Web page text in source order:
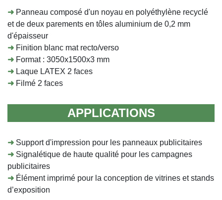
➜ Panneau composé d'un noyau en polyéthylène recyclé
et de deux parements en tôles aluminium de 0,2 mm
d'épaisseur
➜ Finition blanc mat recto/verso
➜ Format : 3050x1500x3 mm
➜ Laque LATEX 2 faces
➜ Filmé 2 faces
APPLICATIONS
➜ Support d'impression pour les panneaux publicitaires
➜ Signalétique de haute qualité pour les campagnes
publicitaires
➜ Élément imprimé pour la conception de vitrines et stands
d’exposition